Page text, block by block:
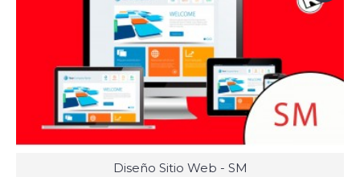
Diseño Sitio Web - SM